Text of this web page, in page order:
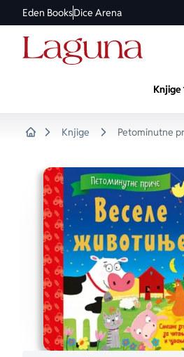
Eden BooksDice Arena
Knjige
Knjige Petominutne